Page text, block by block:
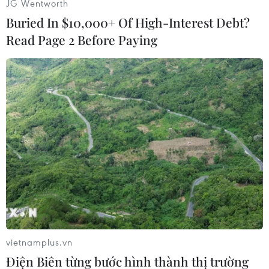
U20 Hàn Quốc lần đầu vào chung kết U20 thế giới. (Nguồn:
Getty Images)
Thời gian còn lại, Ecuador dù có nỗ lực thế nào
cũng không thể đánh bại được thủ thành Lee
Gwang-Yeon.
JG Wentworth
Buried In $10,000+ Of High-Interest Debt?
Read Page 2 Before Paying
vietnamplus.vn
Điện Biên từng bước hình thành thị trường